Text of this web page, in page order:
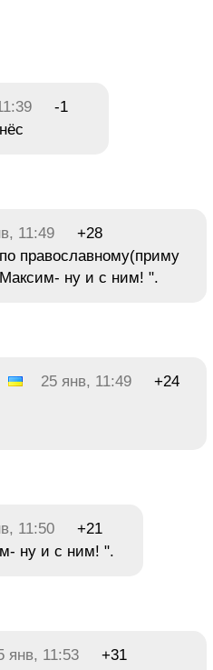
-1
11:49
+28
православному(приму
ну и с ним! ".
25 янв, 11:49 +24
11:50
+21
ну и с ним! ".
янв, 11:53
+31